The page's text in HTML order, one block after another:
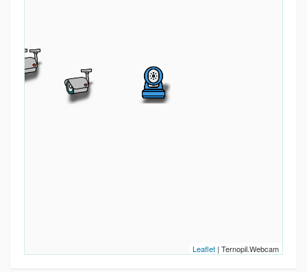
Leaflet | Ternopil.Webcam